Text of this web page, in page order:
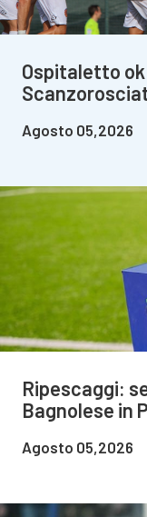
Ospitaletto
Agosto 05,2026
Ripescaggi:
Bagnolese in
Agosto 05,2026